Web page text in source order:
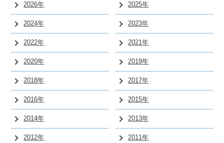
2026年 2025年
2024年 2023年
2022年 2021年
2020年 2019年
2018年 2017年
2016年 2015年
2014年 2013年
2012年 2011年